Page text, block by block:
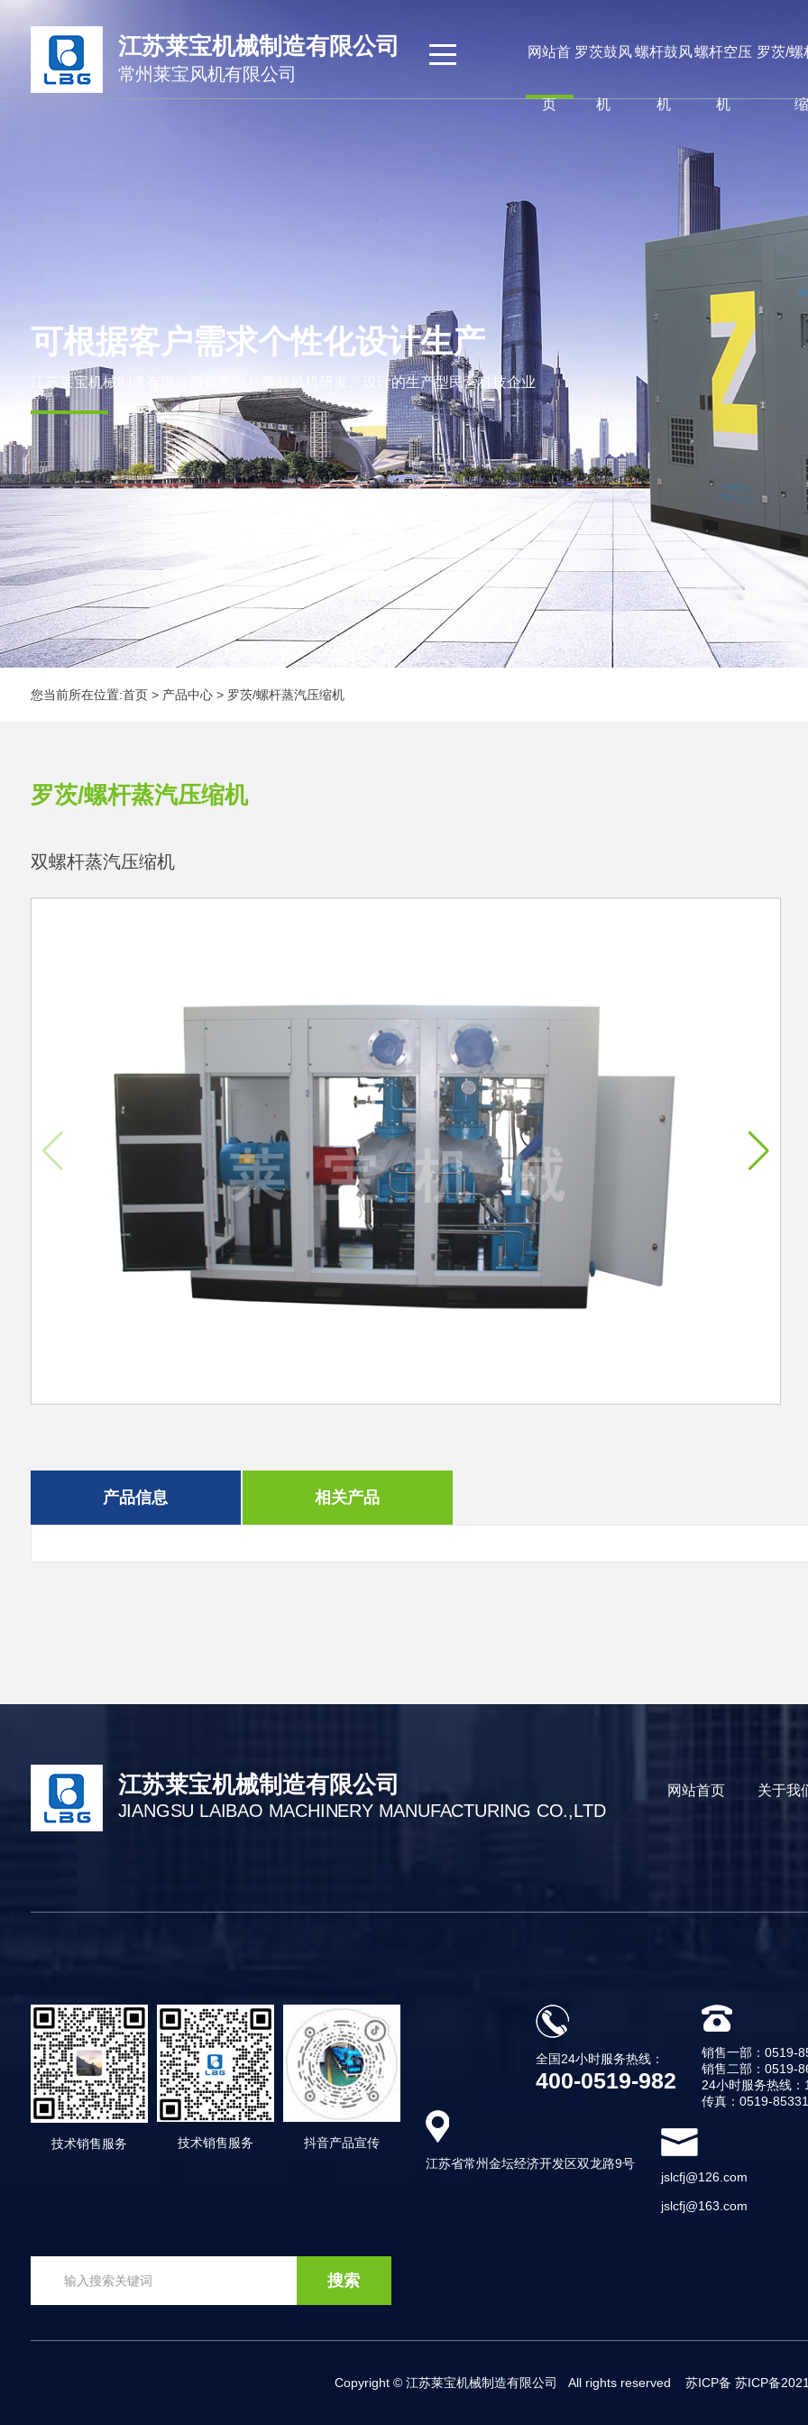
江苏莱宝机械制造有限公司
常州莱宝风机有限公司
网站首
页
罗茨鼓风
机
螺杆鼓风
机
螺杆空压
机
罗茨/螺
可根据客户需求个性化设计生产
江苏莱宝机械制造有限公司是专业从事鼓风机研发、设计的生产型民营科技企业
您当前所在位置:首页> 产品中心> 罗茨/螺杆蒸汽压缩机
罗茨/螺杆蒸汽压缩机
双螺杆蒸汽压缩机
产品信息 相关产品
江苏莱宝机械制造有限公司
JIANGSU LAIBAO MACHINERY MANUFACTURING CO.,LTD
网站首页 关于我
技术销售服务 技术销售服务 抖音产品宣传
全国24小时服务热线：
400-0519-982
销售一部：0519-
销售二部：0519-
24小时服务热线
传真：0519-
江苏省常州金坛经济开发区双龙路9号
jslcfj@126.com
jslcfj@163.com
Copyright © 江苏莱宝机械制造有限公司 All rights reserved 苏ICP备 苏ICP备